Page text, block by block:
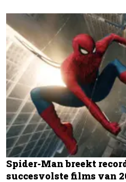
Spider-Man breekt
succesvolste films van